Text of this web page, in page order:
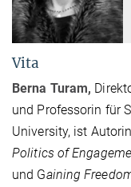
Vita
Berna Turam,
und Professorin für
University, ist
Politics of
und Gaining